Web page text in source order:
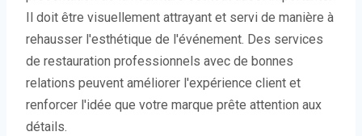
Il doit être visuellement attrayant et servi de manière à
rehausser l'esthétique de l'événement. Des services
de restauration professionnels avec de bonnes
relations peuvent améliorer l'expérience client et
renforcer l'idée que votre marque prête attention aux
détails.